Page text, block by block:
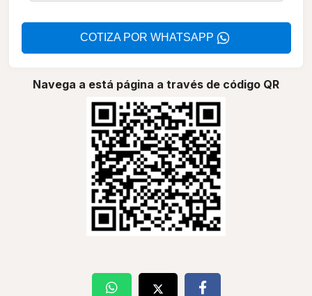
COTIZA POR WHATSAPP
Navega a está página a través de código QR